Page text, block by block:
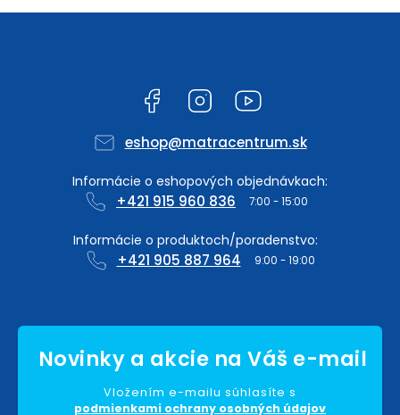
Facebook Instagram
eshop@matracentrum.sk
+421 915 960 836
+421 905 887 964
Vložením e-mailu súhlasíte s
podmienkami ochrany osobných údajov